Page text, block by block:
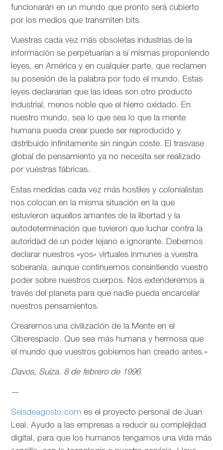
funcionarán en un mundo que pronto será cubierto
por los medios que transmiten bits.
Vuestras cada vez más obsoletas industrias de la
información se perpetuarían a sí mismas proponiendo
leyes, en América y en cualquier parte, que reclamen
su posesión de la palabra por todo el mundo. Estas
leyes declararían que las ideas son otro producto
industrial, menos noble que el hierro oxidado. En
nuestro mundo, sea lo que sea lo que la mente
humana pueda crear puede ser reproducido y
distribuido infinitamente sin ningún coste. El trasvase
global de pensamiento ya no necesita ser realizado
por vuestras fábricas.
Estas medidas cada vez más hostiles y colonialistas
nos colocan en la misma situación en la que
estuvieron aquellos amantes de la libertad y la
autodeterminación que tuvieron que luchar contra la
autoridad de un poder lejano e ignorante. Debemos
declarar nuestros «yos» virtuales inmunes a vuestra
soberanía, aunque continuemos consintiendo vuestro
poder sobre nuestros cuerpos. Nos extenderemos a
través del planeta para que nadie pueda encarcelar
nuestros pensamientos.
Crearemos una civilización de la Mente en el
Ciberespacio. Que sea más humana y hermosa que
el mundo que vuestros gobiernos han creado antes.»
Davos, Suiza. 8 de febrero de 1996
—
Seisdeagosto.com es el proyecto personal de Juan
Leal. Ayudo a las empresas a reducir su complejidad
digital, para que los humanos tengamos una vida más